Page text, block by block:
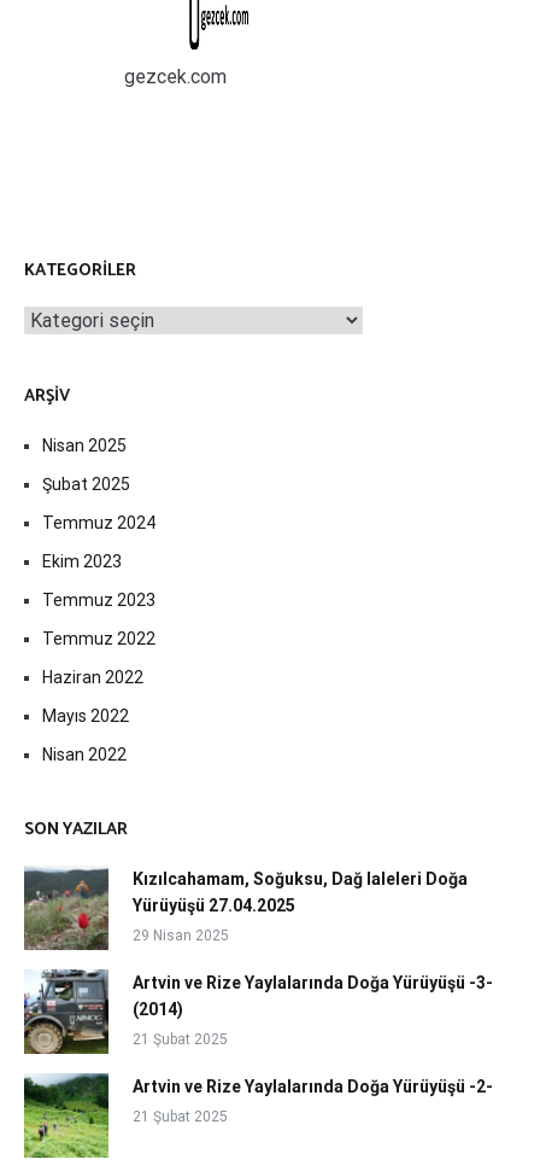
gezcek.com
KATEGORILER
Kategoriler
ARŞIV
Nisan 2025
Şubat 2025
Temmuz 2024
Ekim 2023
Temmuz 2023
Temmuz 2022
Haziran 2022
Mayıs 2022
Nisan 2022
SON YAZILAR
Kızılcahamam, Soğuksu, Dağ laleleri Doğa
Yürüyüşü 27.04.2025
29 Nisan 2025
Artvin ve Rize Yaylalarında Doğa Yürüyüşü -3-
(2014)
21 Şubat 2025
Artvin ve Rize Yaylalarında Doğa Yürüyüşü -2-
21 Şubat 2025